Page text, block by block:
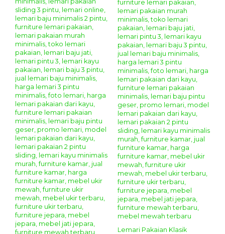
Lemari Pakaian Klasik